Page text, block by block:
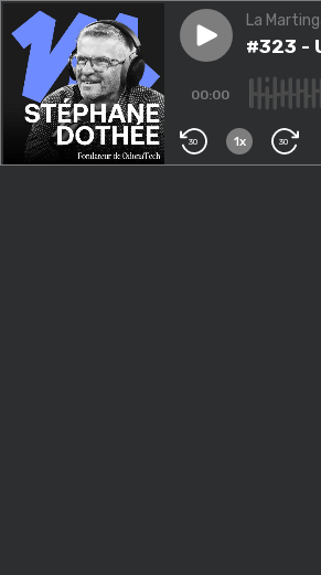
Play episode
La
#323 -
00:00
30 1x 30